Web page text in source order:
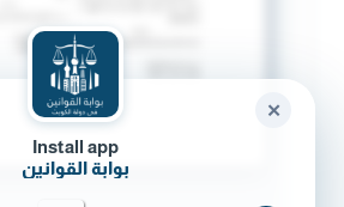
Install app
بوابة القوانين
✕